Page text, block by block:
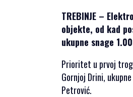
POKROVITELJI I
POKROVITELJI I
TREBINJE –
objekte, od kad
ukupne snage
Prioritet u prvoj
Gornjoj Drini,
Petrović.